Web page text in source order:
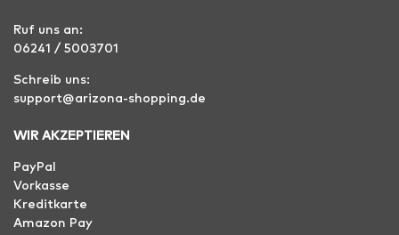
Ruf uns an:
06241 / 5003701
Schreib uns:
support@arizona-shopping.de
WIR AKZEPTIEREN
PayPal
Vorkasse
Kreditkarte
Amazon Pay